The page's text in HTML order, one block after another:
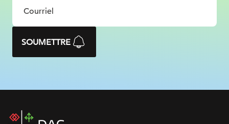
SOUMETTRE
DAC